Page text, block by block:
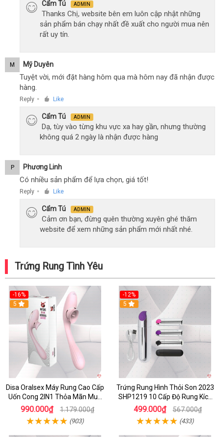
Cẩm Tú ADMIN
Thanks Chị, website bên em luôn cập nhật những
sản phẩm bán chạy nhất đề xuất cho người mua nên
rất uy tín.
M Mỹ Duyên
Tuyệt vời, mới đặt hàng hôm qua mà hôm nay đã nhận được
hàng.
Reply ● Like
Cẩm Tú ADMIN
Dạ, tùy vào từng khu vực xa hay gần, nhưng thường
không quá 2 ngày là nhận được hàng
P Phương Linh
Có nhiều sản phẩm để lựa chọn, giá tốt!
Reply ● Like
Cẩm Tú ADMIN
Cảm ơn bạn, đừng quên thường xuyên ghé thăm
website để xem những sản phẩm mới nhất nhé.
Trứng Rung Tình Yêu
-16%
5
Disa Oralsex Máy Rung Cao Cấp
Uốn Cong 2IN1 Thỏa Mãn Mua
Ngay
990.000₫ 1.179.000₫
(903)
-12%
5
Trứng Rung Hình Thỏi Son 2023
SHP1219 10 Cấp Độ Rung Kích
Thích
499.000₫ 567.000₫
(433)